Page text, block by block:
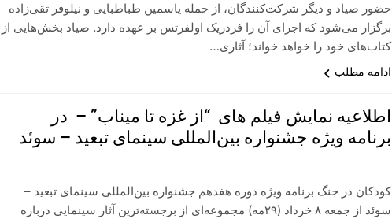
حضور صیاد و دیگر شرکت‌کنندگان، از جمله یاسمین طباطبایی و نیلوفر تقی‌زاده
برگزار می‌شود که اجرای آن را فردریک اولفرتس بر عهده دارد. صیاد بخش‌هایی از
کتاب‌های خود را خواهد خواند؛ آثاری…
ادامه مطلب
اطلاعیه نمایش فیلم های “از غزه تا میناب” – در
برنامه ویژه جشنواره بین‌المللی سینمای تبعید – سوئد
کودکان در جنگ برنامه ویژه دوره هفدهم جشنواره بین‌المللی سینمای تبعید –
سوئد از جمعه ۸ خرداد (۲۹مه) مجموعه‌ای از برجسته‌ترین آثار سینمایی درباره